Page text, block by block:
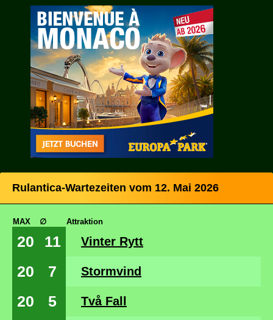
Rulantica-Wartezeiten vom 12. Mai 2026
MAX ∅ Attraktion
20 11 Vinter Rytt
20 7 Stormvind
20 5 Två Fall